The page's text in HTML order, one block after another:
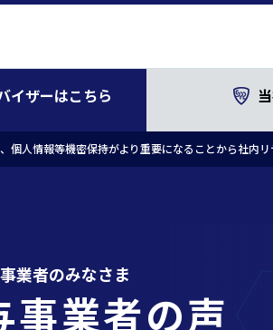
イザーはこちら
人情報等機密保持がより重要になることから社内リ
業者のみなさま
事業者の声